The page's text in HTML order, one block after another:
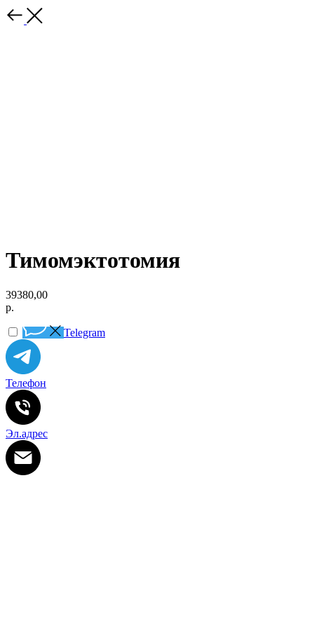
Тимомэктотомия
39380,00
р.
Telegram
Телефон
Эл.адрес